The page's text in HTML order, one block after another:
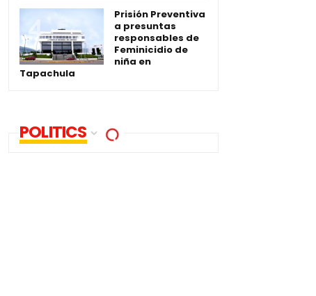
Prisión Preventiva
a presuntas
responsables de
Feminicidio de
niña en
Tapachula
POLITICS